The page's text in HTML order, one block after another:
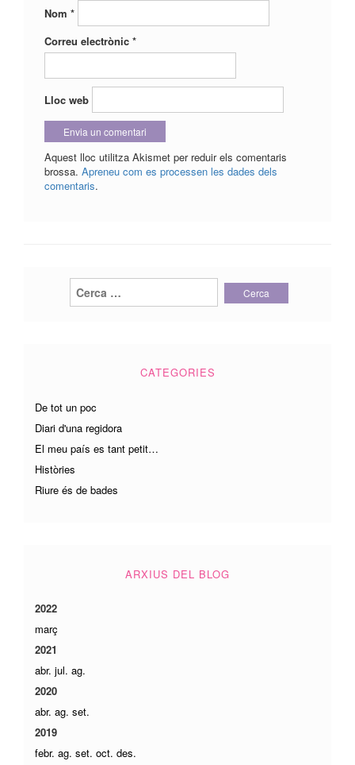
Nom *
Correu electrònic *
Lloc web
Aquest lloc utilitza Akismet per reduir els comentaris
brossa. Apreneu com es processen les dades dels
comentaris.
Cerca:
CATEGORIES
De tot un poc
Diari d'una regidora
El meu país es tant petit…
Històries
Riure és de bades
ARXIUS DEL BLOG
2022
març
2021
abr. jul. ag.
2020
abr. ag. set.
2019
febr. ag. set. oct. des.